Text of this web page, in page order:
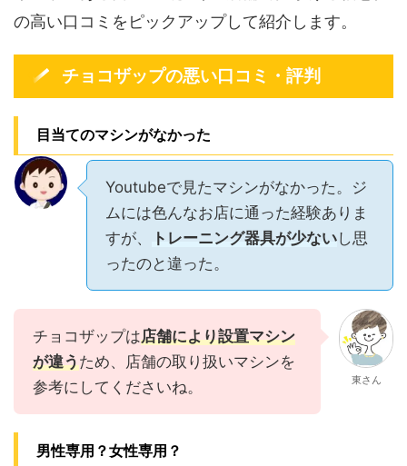
の高い口コミをピックアップして紹介します。
チョコザップの悪い口コミ・評判
目当てのマシンがなかった
Youtubeで見たマシンがなかった。ジ
ムには色んなお店に通った経験ありま
すが、
トレーニング器具が少ないし思
ったのと違った。
チョコザップは店舗により設置マシン
が違うため、店舗の取り扱いマシンを
参考にしてくださいね。
東さん
男性専用？女性専用？